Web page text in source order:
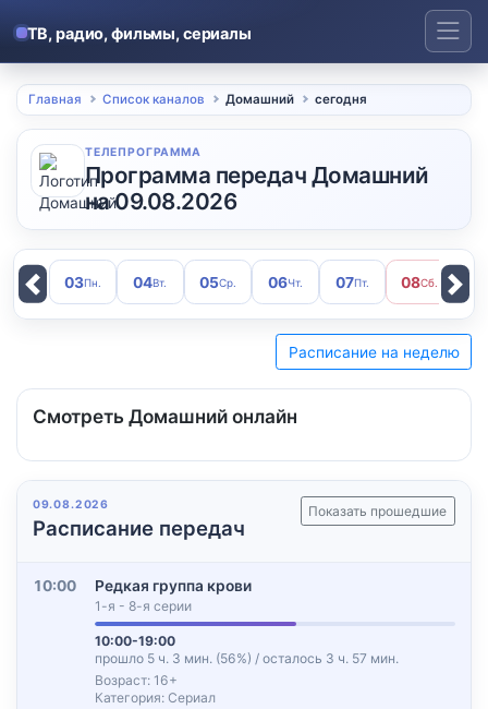
ТВ, радио, фильмы, сериалы
Главная Список каналов Домашний сегодня
ТЕЛЕПРОГРАММА
Программа передач Домашний
на 09.08.2026
03Пн. 04Вт. 05Ср. 06Чт. 07Пт. 08Сб.
Previous Next
Расписание на неделю
Смотреть Домашний онлайн
09.08.2026
Расписание передач
Показать прошедшие
10:00 Редкая группа крови
1-я - 8-я серии
10:00-19:00
прошло 5 ч. 3 мин. (56%) / осталось 3 ч. 57 мин.
Возраст: 16+
Категория: Сериал